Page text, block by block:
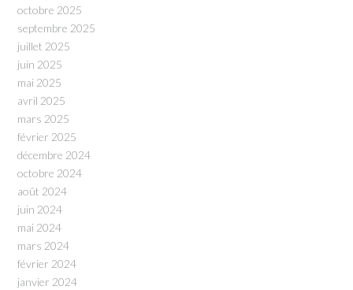
octobre 2025
septembre 2025
juillet 2025
juin 2025
mai 2025
avril 2025
mars 2025
février 2025
décembre 2024
octobre 2024
août 2024
juin 2024
mai 2024
mars 2024
février 2024
janvier 2024